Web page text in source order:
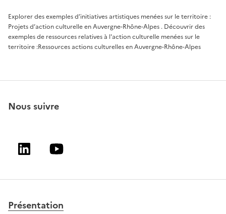
Explorer des exemples d’initiatives artistiques menées sur le territoire :
Projets d’action culturelle en Auvergne-Rhône-Alpes . Découvrir des
exemples de ressources relatives à l'action culturelle menées sur le
territoire :Ressources actions culturelles en Auvergne-Rhône-Alpes
Nous suivre
LinkedinYoutube
Présentation